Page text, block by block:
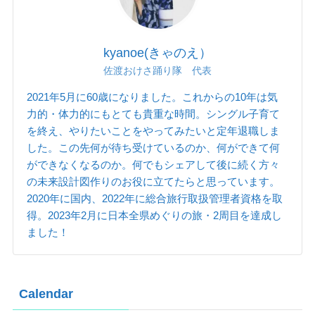
kyanoe(きゃのえ）
佐渡おけさ踊り隊 代表
2021年5月に60歳になりました。これからの10年は気
力的・体力的にもとても貴重な時間。シングル子育て
を終え、やりたいことをやってみたいと定年退職しま
した。この先何が待ち受けているのか、何ができて何
ができなくなるのか。何でもシェアして後に続く方々
の未来設計図作りのお役に立てたらと思っています。
2020年に国内、2022年に総合旅行取扱管理者資格を取
得。2023年2月に日本全県めぐりの旅・2周目を達成し
ました！
Calendar